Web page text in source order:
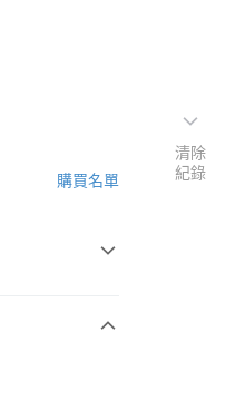
購買名單
清除
紀錄